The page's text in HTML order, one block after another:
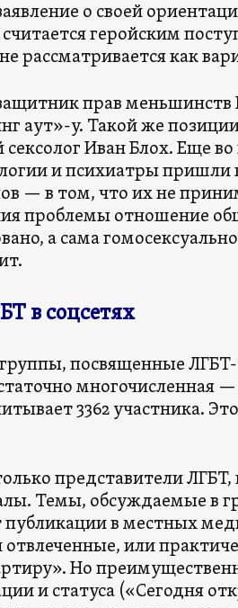
о своей
геройским
рассматривается как
прав меньшинств
аут»-у. Такой же
Иван Блох. Еще во
и психиатры пришли
— в том, что их не
проблемы отношение
а сама
в соцсетях
посвященные ЛГБТ-
многочисленная —
3362 участника.
представители ЛГБТ,
Темы, обсуждаемые в
в местных
отвлеченные, или
Но
и статуса («Сегодня